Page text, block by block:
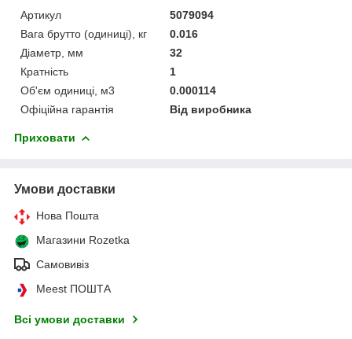
Артикул
5079094
Вага брутто (одиниці), кг
0.016
Діаметр, мм
32
Кратність
1
Об'єм одиниці, м3
0.000114
Офіційна гарантія
Від виробника
Приховати
Умови доставки
Нова Пошта
Магазини Rozetka
Самовивіз
Meest ПОШТА
Всі умови доставки